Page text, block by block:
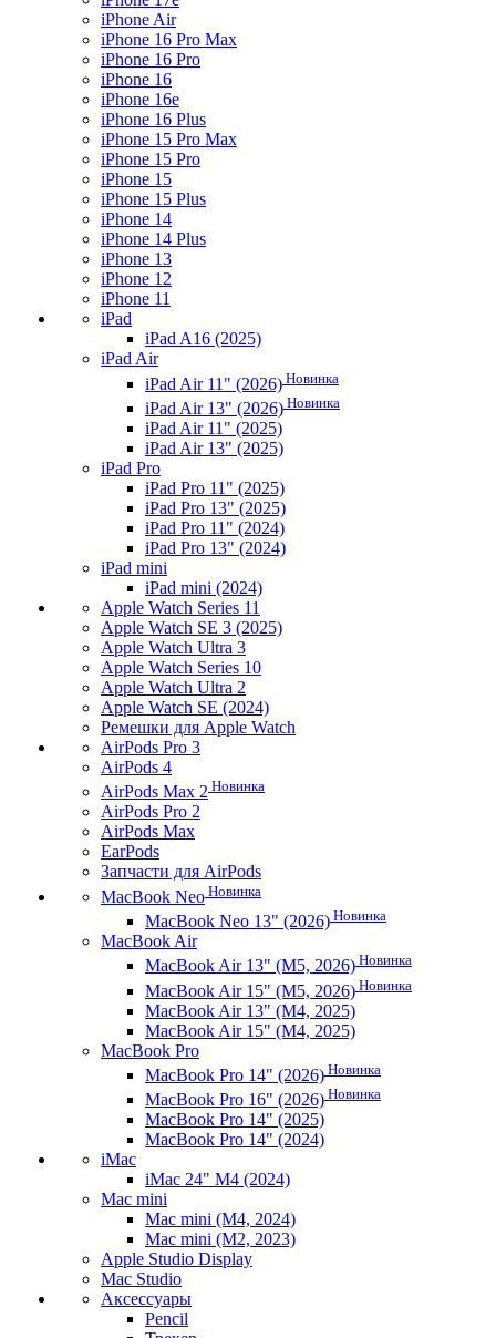
iPhone Air
iPhone 16 Pro Max
iPhone 16 Pro
iPhone 16
iPhone 16e
iPhone 16 Plus
iPhone 15 Pro Max
iPhone 15 Pro
iPhone 15
iPhone 15 Plus
iPhone 14
iPhone 14 Plus
iPhone 13
iPhone 12
iPhone 11
iPad
iPad A16 (2025)
iPad Air
iPad Air 11" (2026) Новинка
iPad Air 13" (2026) Новинка
iPad Air 11" (2025)
iPad Air 13" (2025)
iPad Pro
iPad Pro 11" (2025)
iPad Pro 13" (2025)
iPad Pro 11" (2024)
iPad Pro 13" (2024)
iPad mini
iPad mini (2024)
Apple Watch Series 11
Apple Watch SE 3 (2025)
Apple Watch Ultra 3
Apple Watch Series 10
Apple Watch Ultra 2
Apple Watch SE (2024)
Ремешки для Apple Watch
AirPods Pro 3
AirPods 4
AirPods Max 2 Новинка
AirPods Pro 2
AirPods Max
EarPods
Запчасти для AirPods
MacBook Neo Новинка
MacBook Neo 13" (2026) Новинка
MacBook Air
MacBook Air 13" (M5, 2026) Новинка
MacBook Air 15" (M5, 2026) Новинка
MacBook Air 13" (M4, 2025)
MacBook Air 15" (M4, 2025)
MacBook Pro
MacBook Pro 14" (2026) Новинка
MacBook Pro 16" (2026) Новинка
MacBook Pro 14" (2025)
MacBook Pro 14" (2024)
iMac
iMac 24" M4 (2024)
Mac mini
Mac mini (M4, 2024)
Mac mini (M2, 2023)
Apple Studio Display
Mac Studio
Аксессуары
Pencil